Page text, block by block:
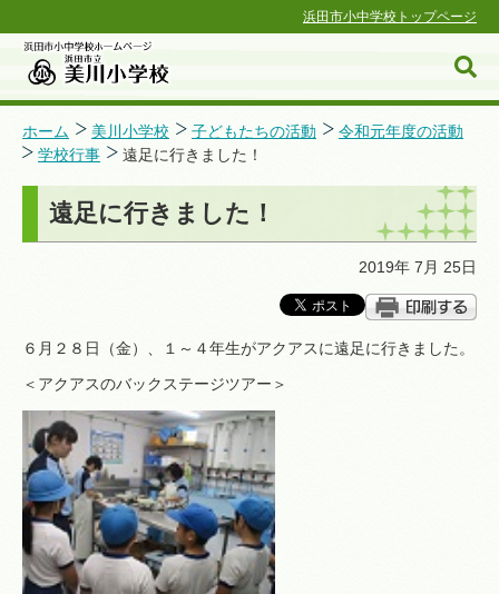
浜田市小中学校トップページ
浜田市小中学校ホームページ
ホーム 美川小学校 子どもたちの活動
令和元年度の活動
学校行事
遠足に行きました！
遠足に行きました！
2019年 7月 25日
６月２８日（金）、１～４年生がアクアスに遠足に行きました。
＜アクアスのバックステージツアー＞